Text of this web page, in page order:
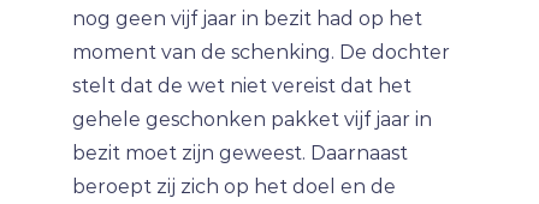
nog geen vijf jaar in bezit had op het
moment van de schenking. De dochter
stelt dat de wet niet vereist dat het
gehele geschonken pakket vijf jaar in
bezit moet zijn geweest. Daarnaast
beroept zij zich op het doel en de